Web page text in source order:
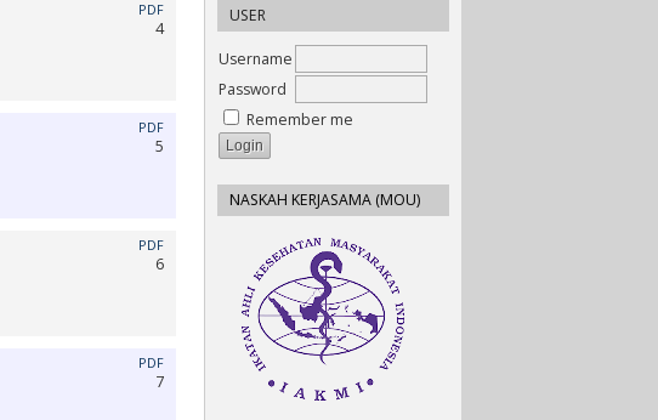
USER
Username
Password
Remember me
NASKAH KERJASAMA (MOU)
PDF
4
PDF
5
PDF
6
PDF
7